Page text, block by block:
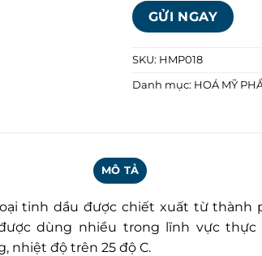
SKU: HMP018
Danh mục: HOÁ MỸ
MÔ TẢ
tinh dầu được chiết xuất từ thành
dùng nhiều trong lĩnh vực thực
nhiệt độ trên 25 độ C.